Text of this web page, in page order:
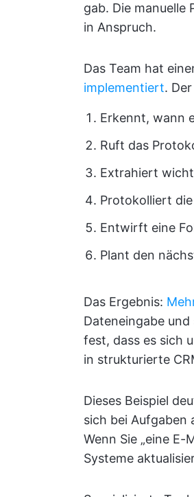
gab. Die manuelle
in Anspruch.
Das Team hat
implementiert.
Erkennt, wann
Ruft das
Extrahiert
Protokolliert
Entwirft eine
Plant den
Das Ergebnis:
Dateneingabe
fest, dass es sich
in strukturierte
Dieses Beispiel
sich bei Aufgaben
Wenn Sie „eine
Systeme